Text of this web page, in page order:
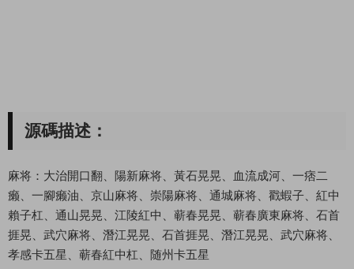
源碼描述：
麻将：大治開口翻、陽新麻将、黃石晃晃、血流成河、一痞二
癞、一腳癞油、京山麻将、崇陽麻将、通城麻将、戳蝦子、紅中
賴子杠、通山晃晃、江陵紅中、蕲春晃晃、蕲春廣東麻将、石首
捱晃、武穴麻将、潛江晃晃、石首捱晃、潛江晃晃、武穴麻将、
孝感卡五星、蕲春紅中杠、随州卡五星